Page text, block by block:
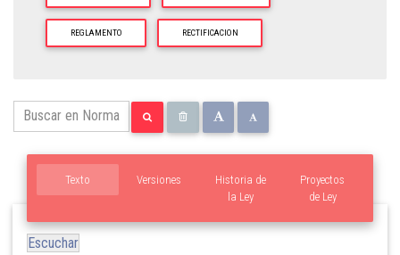
REGLAMENTO RECTIFICACION
Texto Versiones
Proyectos
de Ley
Historia de
la Ley
Escuchar